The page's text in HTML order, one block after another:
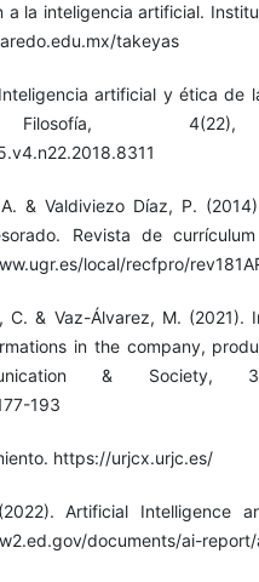
la inteligencia artificial.
takeyas
artificial y ética de
4(22),
& Valdiviezo Díaz, P.
Revista de
local/recfpro/
C. & Vaz-Álvarez, M. (2021).
in the company,
& Society,
193
https://urjcx.urjc.es/
Artificial Intelligence
documents/ai-